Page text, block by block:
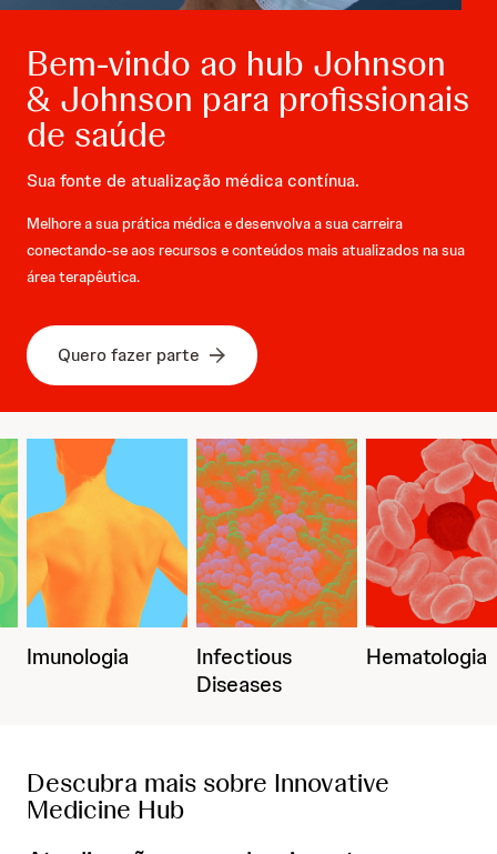
Bem-vindo ao hub Johnson
& Johnson para profissionais
de saúde
Sua fonte de atualização médica contínua.
Melhore a sua prática médica e desenvolva a sua carreira
conectando-se aos recursos e conteúdos mais atualizados na sua
área terapêutica.
Quero fazer parte
Infectious
Hematologia Virologia
Descubra mais sobre Innovative
Medicine Hub